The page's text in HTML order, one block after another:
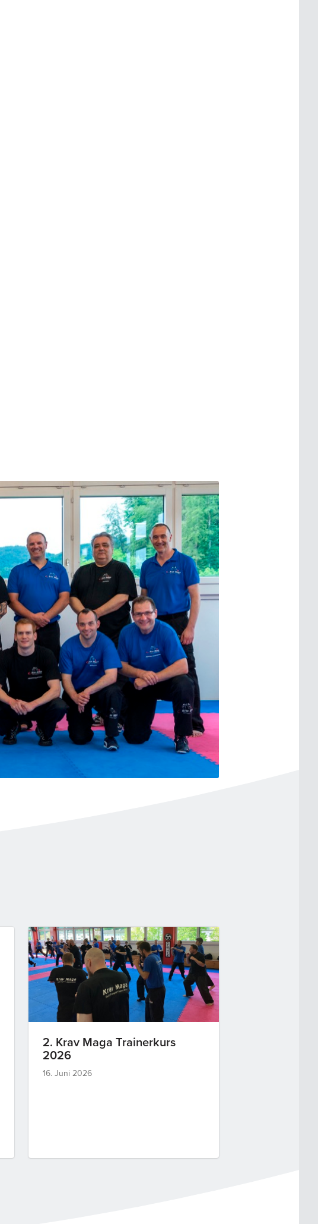
2. Krav Maga Trainerkurs
2026
16. Juni 2026